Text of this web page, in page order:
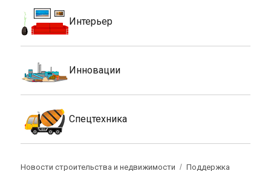
Интерьер
Инновации
Спецтехника
Новости строительства и недвижимости
Поддержка